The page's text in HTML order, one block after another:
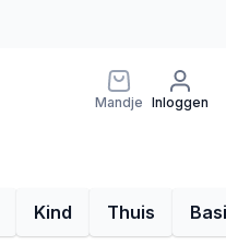
Mandje Inloggen
Kind Thuis